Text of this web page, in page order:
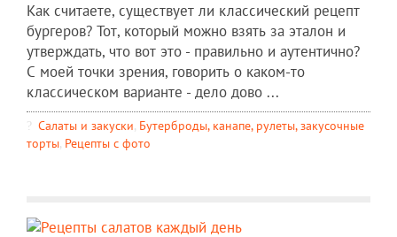
Как считаете, существует ли классический рецепт
бургеров? Тот, который можно взять за эталон и
утверждать, что вот это - правильно и аутентично?
С моей точки зрения, говорить о каком-то
классическом варианте - дело дово ...
Салаты и закуски, Бутерброды, канапе, рулеты, закусочные
торты, Рецепты c фото